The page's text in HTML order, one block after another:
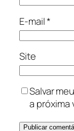
E-mail*
Site
Salvar
a próxima